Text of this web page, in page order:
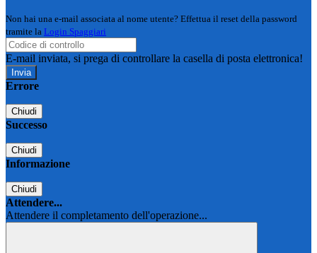
Non hai una e-mail associata al nome utente? Effettua il reset della password
tramite la Login Spaggiari
E-mail inviata, si prega di controllare la casella di posta elettronica!
Errore
Chiudi
Successo
Chiudi
Informazione
Chiudi
Attendere...
Attendere il completamento dell'operazione...